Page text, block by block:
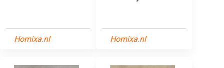
Homixa.nl Homixa.nl